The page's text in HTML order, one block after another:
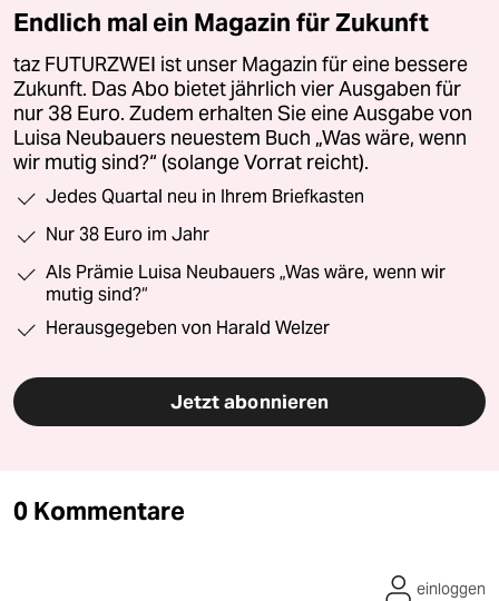
Endlich mal ein Magazin für Zukunft
taz FUTURZWEI ist unser Magazin für eine bessere
Zukunft. Das Abo bietet jährlich vier Ausgaben für
nur 38 Euro. Zudem erhalten Sie eine Ausgabe von
Luisa Neubauers neuestem Buch „Was wäre, wenn
wir mutig sind?“ (solange Vorrat reicht).
Jedes Quartal neu in Ihrem Briefkasten
Nur 38 Euro im Jahr
Als Prämie Luisa Neubauers „Was wäre, wenn wir
mutig sind?“
Herausgegeben von Harald Welzer
Jetzt abonnieren
0 Kommentare
einloggen